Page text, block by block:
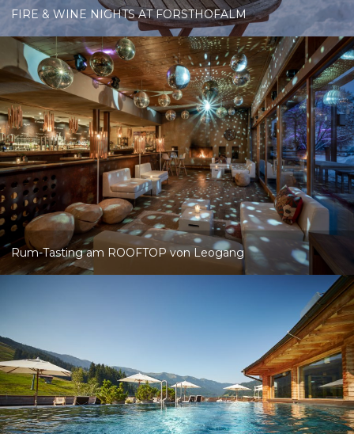
FIRE & WINE NIGHTS AT FORSTHOFALM
Rum-Tasting am ROOFTOP von Leogang